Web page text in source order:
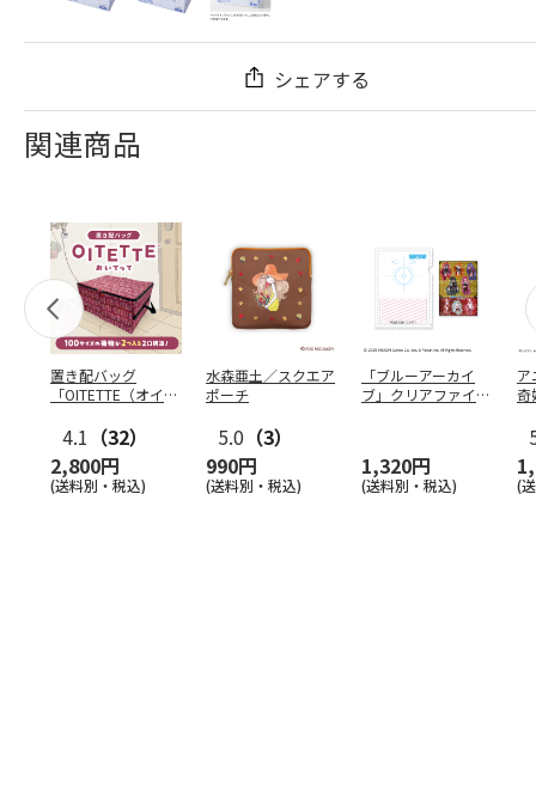
シェアする
関連商品
置き配バッグ
「OITETTE（オイテ
4.1 （32）
2,800円
(送料別・税込)
水森亜土／スクエア
ポーチ
5.0 （3）
990円
(送料別・税込)
「ブルーアーカイ
ブ」クリアファイル
1,320円
(送料別・税込)
ア
奇
(